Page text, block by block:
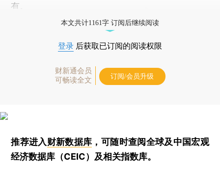
有。
本文共计1161字 订阅后继续阅读
登录 后获取已订阅的阅读权限
财新通会员
可畅读全文
订阅/会员升级
推荐进入财新数据库 ，可随时查阅全球及中国宏观
经济数据库（CEIC）及相关指数库。